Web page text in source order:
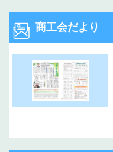
商工会だより